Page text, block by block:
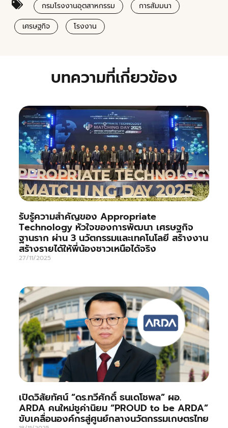
กรมโรงงานอุตสาหกรรม
การสัมมนา
เศรษฐกิจ
โรงงาน
บทความที่เกี่ยวข้อง
รับรู้ความสำคัญของ Appropriate
Technology หัวใจของการพัฒนา เศรษฐกิจ
ฐานราก ผ่าน 3 นวัตกรรมและเทคโนโลยี สร้างงาน
สร้างรายได้ให้พี่น้องชาวเหนือได้จริง
27/11/2025
เปิดวิสัยทัศน์ “ดร.ทวีศักดิ์ ธนเดโชพล” ผอ.
ARDA คนใหม่ชูค่านิยม “PROUD to be ARDA”
ขับเคลื่อนองค์กรสู่ศูนย์กลางนวัตกรรมเกษตรไทย